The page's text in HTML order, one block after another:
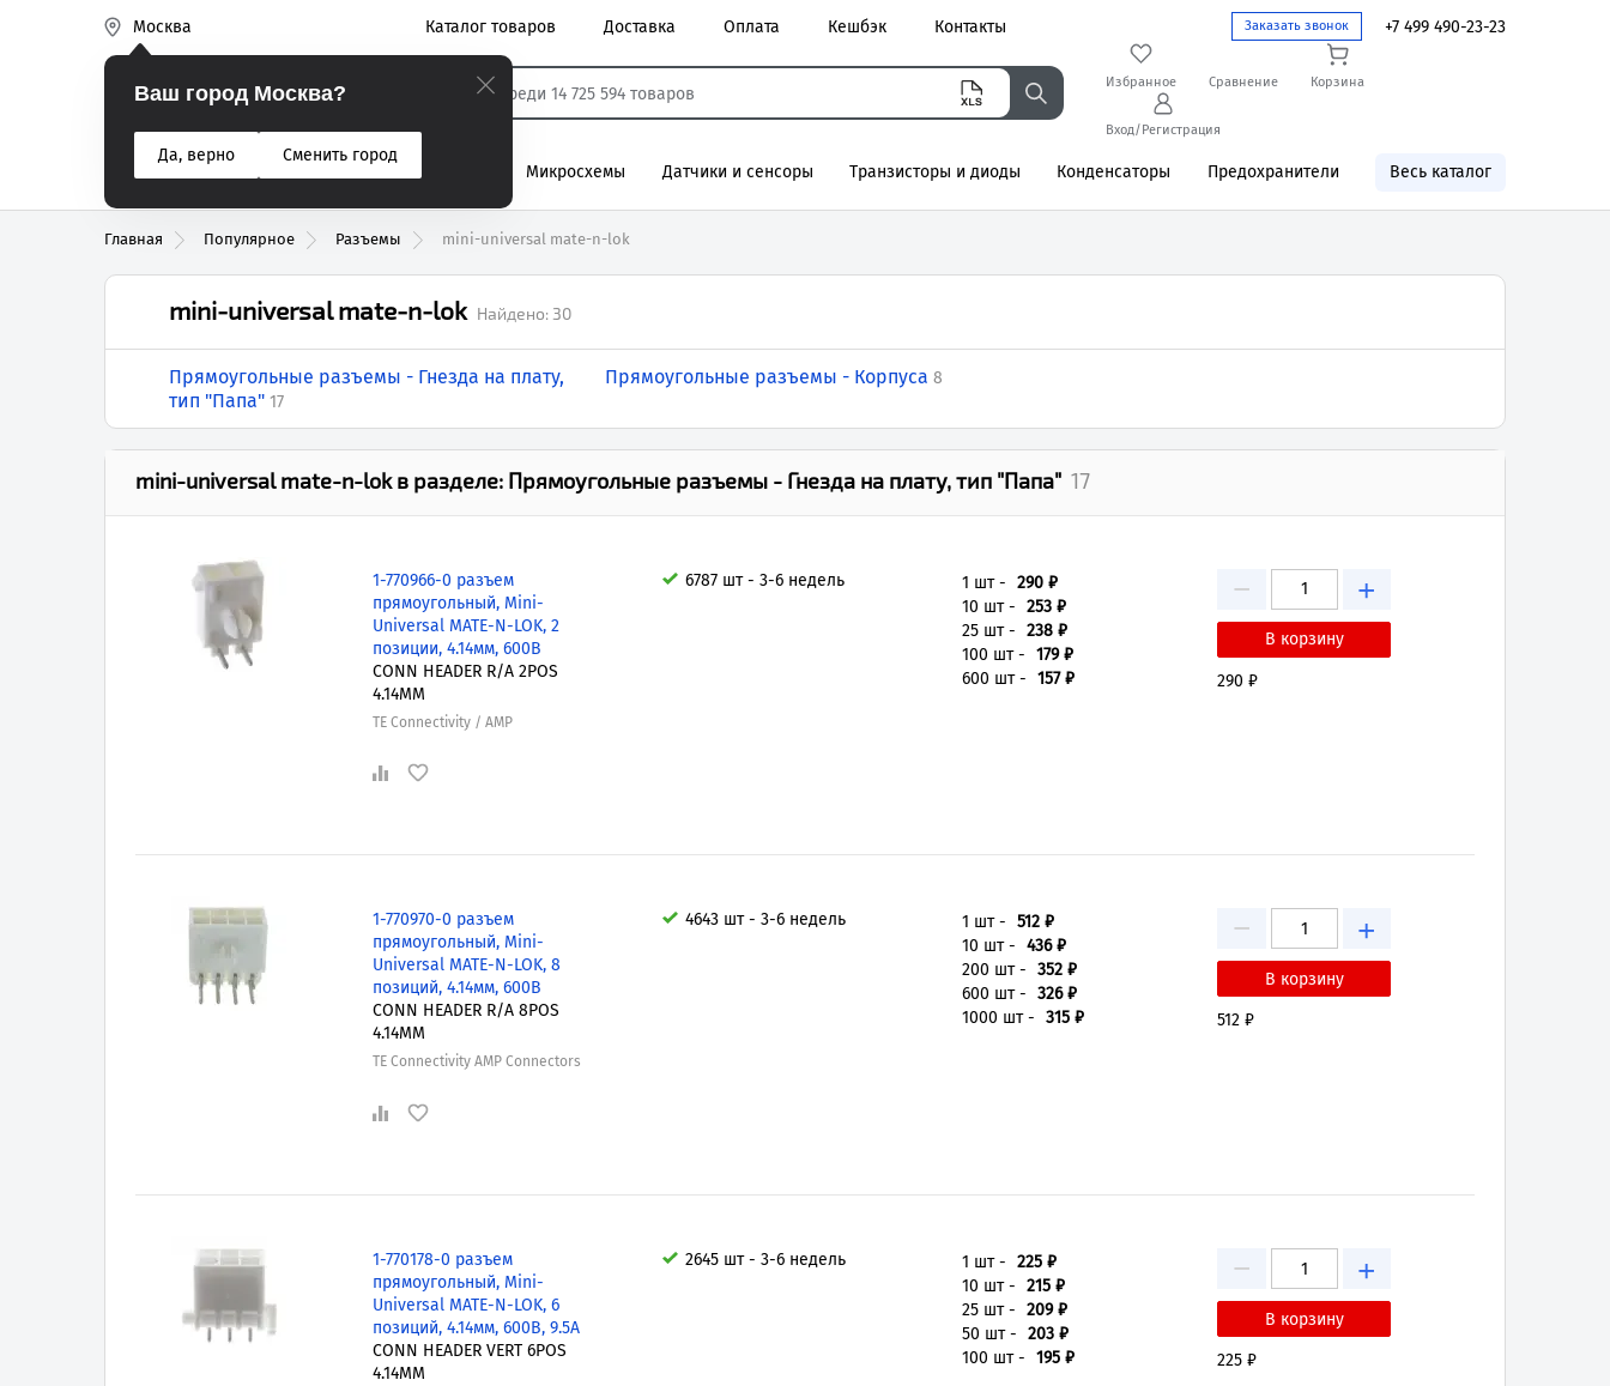
Москва Заказать звонок +7 499 490-23-23
Каталог товаров Доставка Оплата Кешбэк Контакты
Реле электромагнитные
Эиком Избранное Сравнение Корзина
Вход/Регистрация
Ваш город Москва?
Да, верно
Сменить город
% Акции
Разъемы Вентиляторы Микросхемы Датчики и сенсоры Транзисторы и диоды Конденсаторы Предохранители Весь каталог
Главная Популярное Разъемы mini-universal mate-n-lok
mini-universal mate-n-lok Найдено: 30
Прямоугольные разъемы - Гнезда на плату,
тип "Папа" 17
Прямоугольные разъемы - Корпуса 8
mini-universal mate-n-lokв разделе: Прямоугольные разъемы - Гнезда на плату, тип "Папа" 17
1-770966-0 разъем
прямоугольный, Mini-
Universal MATE-N-LOK, 2
позиции, 4.14мм, 600В
CONN HEADER R/A 2POS
4.14MM
TE Connectivity / AMP
6787 шт - 3-6 недель 1 шт - 290 ₽
10 шт - 253 ₽
25 шт - 238 ₽
100 шт - 179 ₽
600 шт - 157 ₽
− +
290 ₽
1-770970-0 разъем
прямоугольный, Mini-
Universal MATE-N-LOK, 8
позиций, 4.14мм, 600В
CONN HEADER R/A 8POS
4.14MM
TE Connectivity AMP Connectors
4643 шт - 3-6 недель 1 шт - 512 ₽
10 шт - 436 ₽
200 шт - 352 ₽
600 шт - 326 ₽
1000 шт - 315 ₽
− +
512 ₽
1-770178-0 разъем
прямоугольный, Mini-
Universal MATE-N-LOK, 6
позиций, 4.14мм, 600В, 9.5А
CONN HEADER VERT 6POS
4.14MM
2645 шт - 3-6 недель 1 шт - 225 ₽
10 шт - 215 ₽
25 шт - 209 ₽
50 шт - 203 ₽
100 шт - 195 ₽
− +
225 ₽